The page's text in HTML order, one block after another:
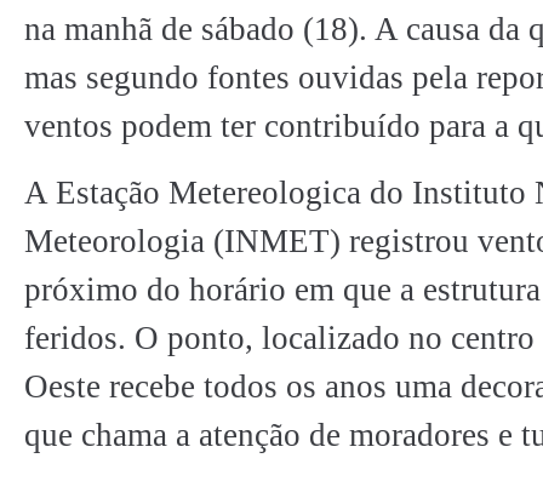
na manhã de sábado (18). A causa da
mas segundo fontes ouvidas pela
ventos podem ter contribuído para a
A Estação Metereologica do Instituto
Meteorologia (INMET) registrou
próximo do horário em que a
feridos. O ponto, localizado no centro
Oeste recebe todos os anos uma
que chama a atenção de moradores e